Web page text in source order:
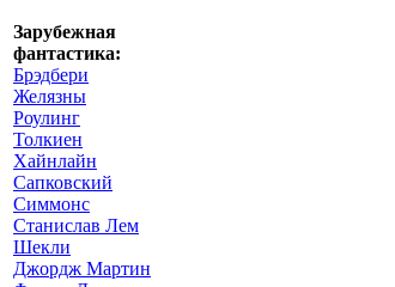
Зарубежная
фантастика:
Брэдбери
Желязны
Роулинг
Толкиен
Хайнлайн
Сапковский
Симмонс
Станислав Лем
Шекли
Джордж Мартин